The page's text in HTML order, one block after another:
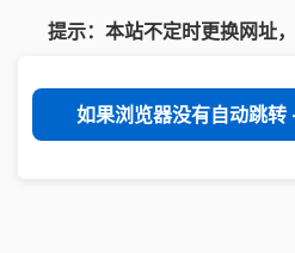
提示：本站不定时更换网址
如果浏览器没有自动跳